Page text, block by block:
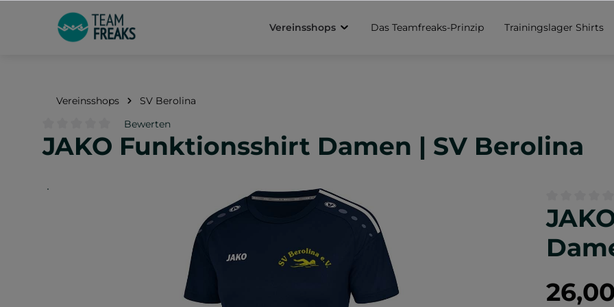
Zur Hauptnavigation springen
Vereinsshops
Das Teamfreaks-Prinzip Trainingslager Shirts
Vereinsshops SV Berolina
Durchschnittliche Bewertung von 0 von 5 Sternen
Bewerten
JAKO Funktionsshirt Damen | SV Berolina